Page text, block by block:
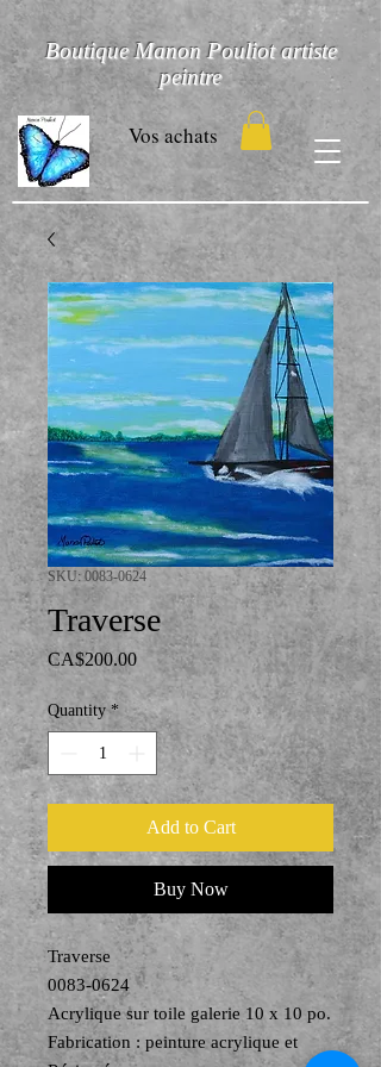
Boutique Manon Pouliot artiste
peintre
Vos achats
SKU: 0083-0624
Traverse
CA$200.00Price
Quantity *
Add to Cart
Buy Now
Traverse
0083-0624
Acrylique sur toile galerie 10 x 10 po.
Fabrication : peinture acrylique et